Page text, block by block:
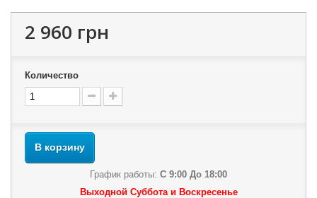
2 960 грн
Количество
В корзину
График работы: С 9:00 До 18:00
Выходной Суббота и Воскресенье